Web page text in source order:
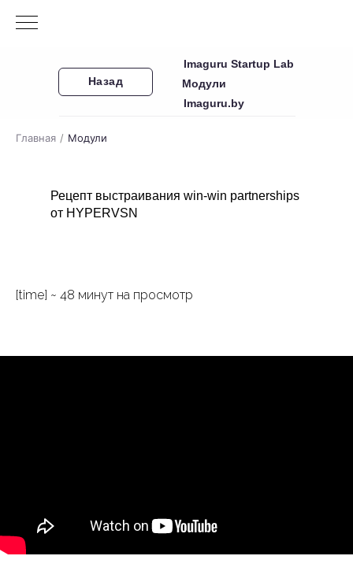
Imaguru Startup Lab
Назад
Модули
Imaguru.by
Главная / Модули
Рецепт выстраивания win-win partnerships
от HYPERVSN
[time] ~ 48 минут на просмотр